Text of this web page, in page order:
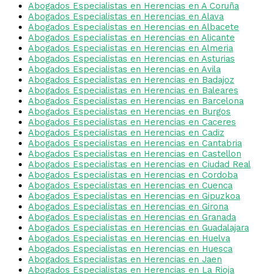
Abogados Especialistas en Herencias en A Coruña
Abogados Especialistas en Herencias en Alava
Abogados Especialistas en Herencias en Albacete
Abogados Especialistas en Herencias en Alicante
Abogados Especialistas en Herencias en Almeria
Abogados Especialistas en Herencias en Asturias
Abogados Especialistas en Herencias en Avila
Abogados Especialistas en Herencias en Badajoz
Abogados Especialistas en Herencias en Baleares
Abogados Especialistas en Herencias en Barcelona
Abogados Especialistas en Herencias en Burgos
Abogados Especialistas en Herencias en Caceres
Abogados Especialistas en Herencias en Cadiz
Abogados Especialistas en Herencias en Cantabria
Abogados Especialistas en Herencias en Castellon
Abogados Especialistas en Herencias en Ciudad Real
Abogados Especialistas en Herencias en Cordoba
Abogados Especialistas en Herencias en Cuenca
Abogados Especialistas en Herencias en Gipuzkoa
Abogados Especialistas en Herencias en Girona
Abogados Especialistas en Herencias en Granada
Abogados Especialistas en Herencias en Guadalajara
Abogados Especialistas en Herencias en Huelva
Abogados Especialistas en Herencias en Huesca
Abogados Especialistas en Herencias en Jaen
Abogados Especialistas en Herencias en La Rioja